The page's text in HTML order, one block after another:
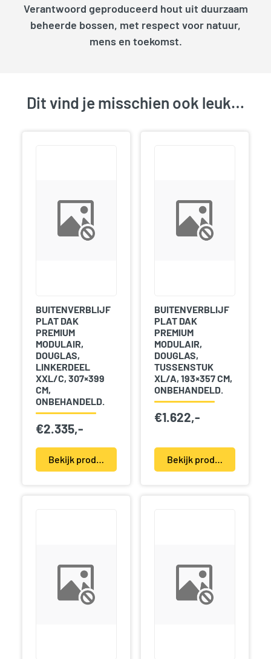
Verantwoord geproduceerd hout uit duurzaam
beheerde bossen, met respect voor natuur,
mens en toekomst.
Dit vind je misschien ook leuk…
BUITENVERBLIJF
PLAT DAK
PREMIUM
MODULAIR,
DOUGLAS,
LINKERDEEL
XXL/C, 307×399
CM,
ONBEHANDELD.
€2.335,-
Bekijk product(en)
BUITENVERBLIJF
PLAT DAK
PREMIUM
MODULAIR,
DOUGLAS,
TUSSENSTUK
XL/A, 193×357 CM,
ONBEHANDELD.
€1.622,-
Bekijk product(en)